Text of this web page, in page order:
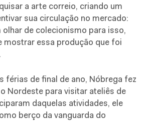
a arte correio, criando um
sua circulação no mercado:
olhar de colecionismo para isso,
mostrar essa produção que foi
férias de final de ano, Nóbrega fez
Nordeste para visitar ateliês de
daquelas atividades, ele
berço da vanguarda do